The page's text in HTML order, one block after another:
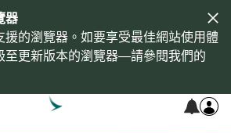
器
援的瀏覽器。如要享受最佳網站使用體
至更新版本的瀏覽器—請參閱我們的